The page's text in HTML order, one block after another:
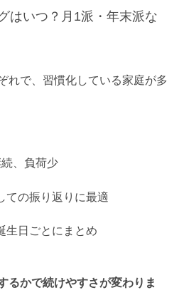
はいつ？月1派・年末派な
れで、習慣化している家庭が多
、負荷少
ての振り返りに最適
生日ごとにまとめ
るかで続けやすさが変わりま